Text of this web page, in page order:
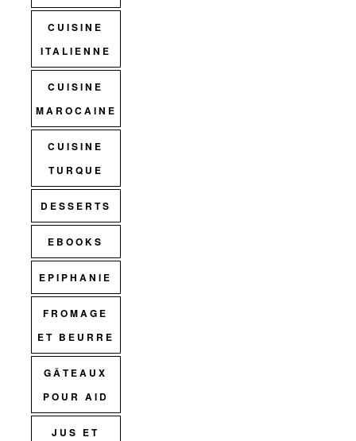
CUISINE
ITALIENNE
CUISINE
MAROCAINE
CUISINE
TURQUE
DESSERTS
EBOOKS
EPIPHANIE
FROMAGE
ET BEURRE
GÂTEAUX
POUR AID
JUS ET